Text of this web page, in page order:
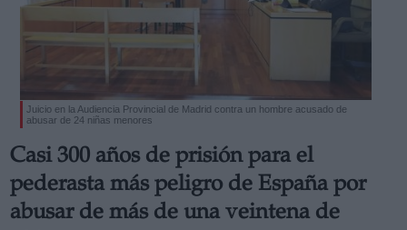
Juicio en la Audiencia Provincial de Madrid contra un hombre acusado de
abusar de 24 niñas menores
Casi 300 años de prisión para el
pederasta más peligro de España por
abusar de más de una veintena de